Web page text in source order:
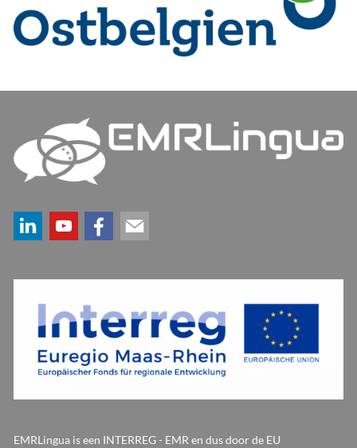
EMRLingua is een INTERREG - EMR en dus door de EU